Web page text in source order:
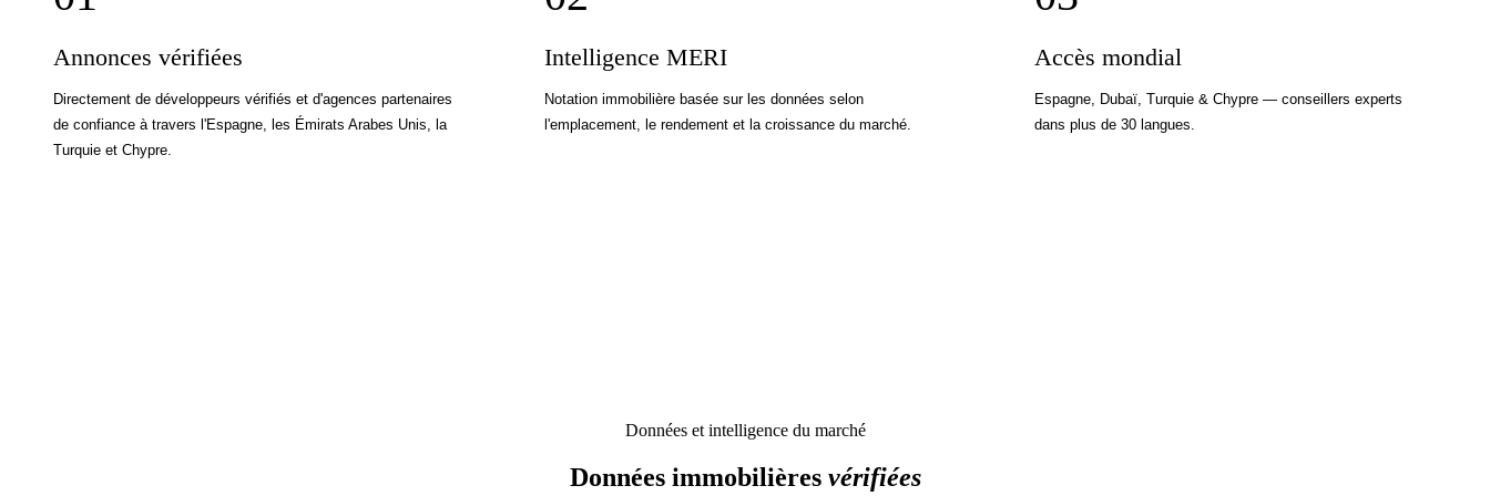
Annonces vérifiées
Directement de développeurs vérifiés et d'agences partenaires
de confiance à travers l'Espagne, les Émirats Arabes Unis, la
Turquie et Chypre.
Intelligence MERI
Notation immobilière basée sur les données selon
l'emplacement, le rendement et la croissance du marché.
Accès mondial
Espagne, Dubaï, Turquie & Chypre — conseillers experts
dans plus de 30 langues.
Données et intelligence du marché
Données immobilières vérifiées